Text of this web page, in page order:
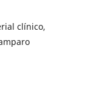
clínico,